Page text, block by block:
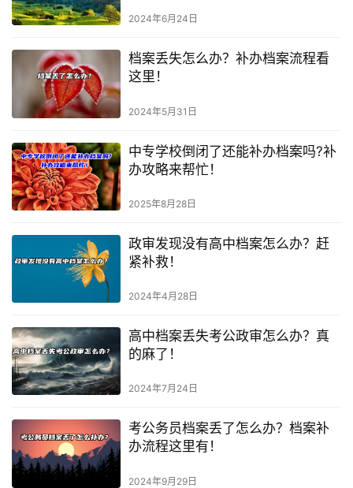
2024年6月24日
档案丢失怎么办？补办档案流程看
这里！
2024年5月31日
中专学校倒闭了还能补办档案吗?补
办攻略来帮忙！
2025年8月28日
政审发现没有高中档案怎么办？赶
紧补救！
2024年4月28日
高中档案丢失考公政审怎么办？真
的麻了！
2024年7月24日
考公务员档案丢了怎么办？档案补
办流程这里有！
2024年9月29日